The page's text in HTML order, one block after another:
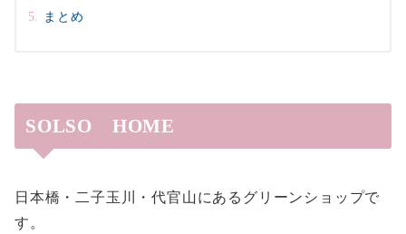
まとめ
SOLSO HOME
日本橋・二子玉川・代官山にあるグリーンショップで
す。